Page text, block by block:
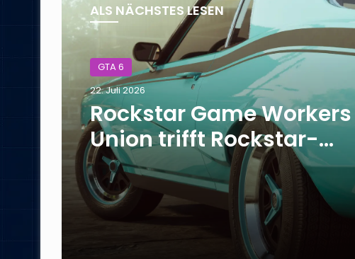
ALS NÄCHSTES LESEN
GTA 6
22. Juli 2026
Rockstar Game Workers
Union trifft Rockstar-
Management, Roadmap
für Verhandlungen steht